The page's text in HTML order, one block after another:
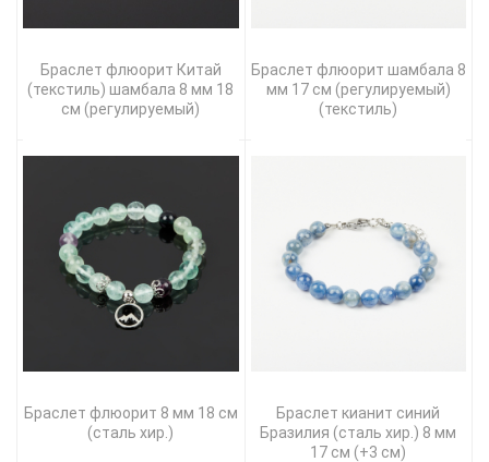
Браслет флюорит Китай
(текстиль) шамбала 8 мм 18
см (регулируемый)
Браслет флюорит шамбала 8
мм 17 см (регулируемый)
(текстиль)
Браслет флюорит 8 мм 18 см
(сталь хир.)
Браслет кианит синий
Бразилия (сталь хир.) 8 мм
17 см (+3 см)